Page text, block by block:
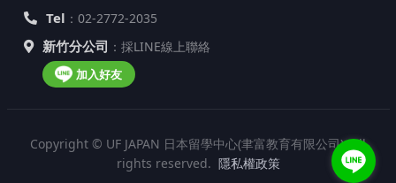
Tel ：02-2772-2035
新竹分公司 ：採LINE線上聯絡
加入好友
Copyright © UF JAPAN 日本留學中心(聿富教育有限公司). All
rights reserved. 隱私權政策